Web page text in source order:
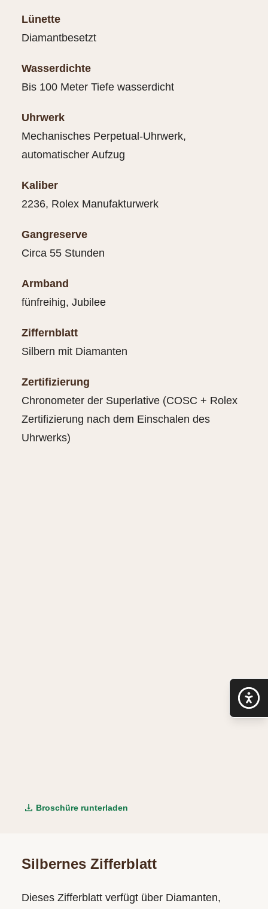
Lünette
Diamantbesetzt
Wasserdichte
Bis 100 Meter Tiefe wasserdicht
Uhrwerk
Mechanisches Perpetual-Uhrwerk,
automatischer Aufzug
Kaliber
2236, Rolex Manufakturwerk
Gangreserve
Circa 55 Stunden
Armband
fünfreihig, Jubilee
Ziffernblatt
Silbern mit Diamanten
Zertifizierung
Chronometer der Superlative (COSC + Rolex
Zertifizierung nach dem Einschalen des
Uhrwerks)
Broschüre runterladen
Silbernes Zifferblatt
Dieses Zifferblatt verfügt über Diamanten,